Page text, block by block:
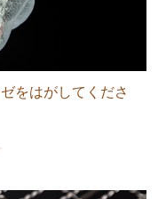
をはがしてくださ